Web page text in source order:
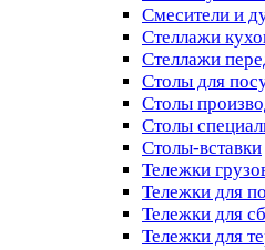
Смесители и
Стеллажи
Стеллажи
Столы для
Столы
Столы
Столы-вставки
Тележки
Тележки для
Тележки для
Тележки для